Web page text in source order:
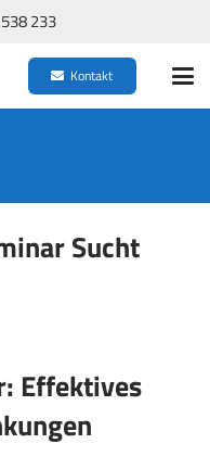
233
Kontakt
Sucht
Effektives